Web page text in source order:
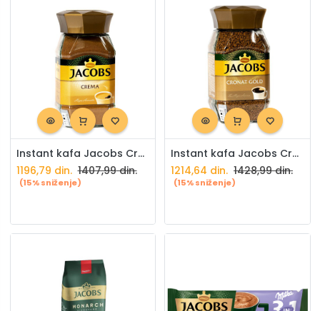
Instant kafa Jacobs Crema 200g
1196,79 din. 1407,99din.
(15% sniženje)
Instant kafa Jacobs Cronat Gold 200g
1214,64 din. 1428,99din.
(15% sniženje)